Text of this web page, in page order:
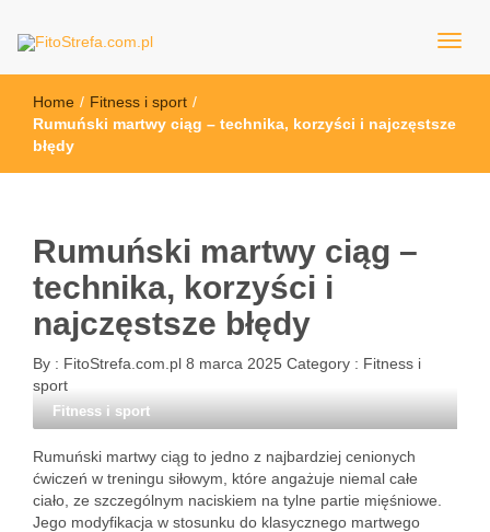
FitoStrefa.com.pl
Home / Fitness i sport /
Rumuński martwy ciąg – technika, korzyści i najczęstsze
błędy
Rumuński martwy ciąg –
technika, korzyści i
najczęstsze błędy
By : FitoStrefa.com.pl 8 marca 2025 Category : Fitness i
sport
Fitness i sport
Rumuński martwy ciąg to jedno z najbardziej cenionych
ćwiczeń w treningu siłowym, które angażuje niemal całe
ciało, ze szczególnym naciskiem na tylne partie mięśniowe.
Jego modyfikacja w stosunku do klasycznego martwego